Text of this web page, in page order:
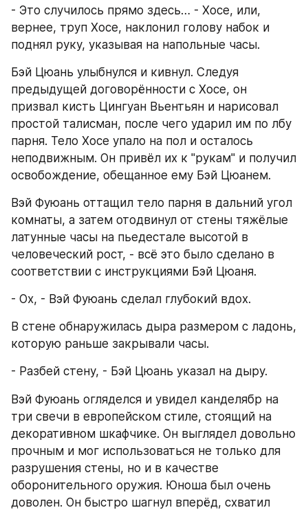
- Это случилось прямо здесь… - Хосе, или,
вернее, труп Хосе, наклонил голову набок и
поднял руку, указывая на напольные часы.
Бэй Цюань улыбнулся и кивнул. Следуя
предыдущей договорённости с Хосе, он
призвал кисть Цингуан Вьентьян и нарисовал
простой талисман, после чего ударил им по лбу
парня. Тело Хосе упало на пол и осталось
неподвижным. Он привёл их к "рукам" и получил
освобождение, обещанное ему Бэй Цюанем.
Вэй Фуюань оттащил тело парня в дальний угол
комнаты, а затем отодвинул от стены тяжёлые
латунные часы на пьедестале высотой в
человеческий рост, - всё это было сделано в
соответствии с инструкциями Бэй Цюаня.
- Ох, - Вэй Фуюань сделал глубокий вдох.
В стене обнаружилась дыра размером с ладонь,
которую раньше закрывали часы.
- Разбей стену, - Бэй Цюань указал на дыру.
Вэй Фуюань огляделся и увидел канделябр на
три свечи в европейском стиле, стоящий на
декоративном шкафчике. Он выглядел довольно
прочным и мог использоваться не только для
разрушения стены, но и в качестве
оборонительного оружия. Юноша был очень
доволен. Он быстро шагнул вперёд, схватил